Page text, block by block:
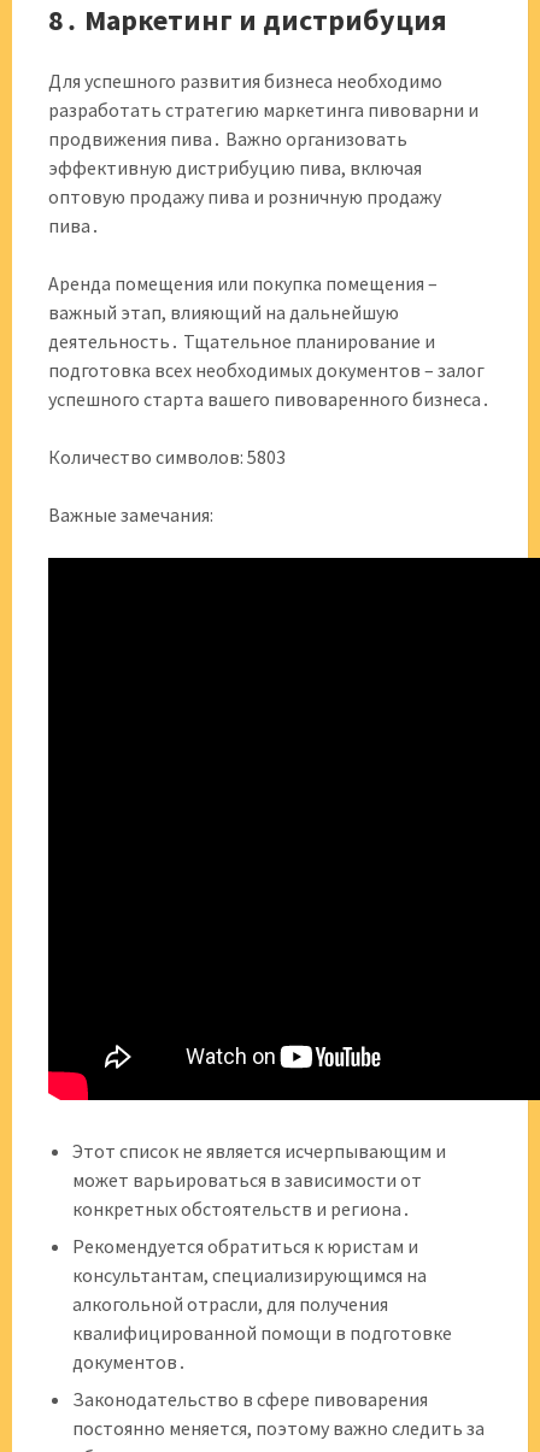
8․ Маркетинг и дистрибуция
Для успешного развития бизнеса необходимо
разработать стратегию маркетинга пивоварни и
продвижения пива․ Важно организовать
эффективную дистрибуцию пива, включая
оптовую продажу пива и розничную продажу
пива․
Аренда помещения или покупка помещения –
важный этап, влияющий на дальнейшую
деятельность․ Тщательное планирование и
подготовка всех необходимых документов – залог
успешного старта вашего пивоваренного бизнеса․
Количество символов: 5803
Важные замечания:
Этот список не является исчерпывающим и
может варьироваться в зависимости от
конкретных обстоятельств и региона․
Рекомендуется обратиться к юристам и
консультантам, специализирующимся на
алкогольной отрасли, для получения
квалифицированной помощи в подготовке
документов․
Законодательство в сфере пивоварения
постоянно меняется, поэтому важно следить за